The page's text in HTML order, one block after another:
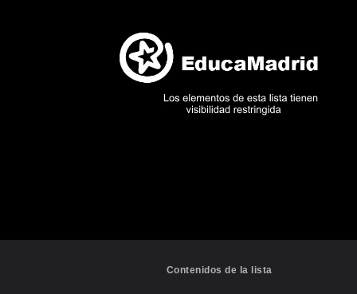
Contenidos de la lista